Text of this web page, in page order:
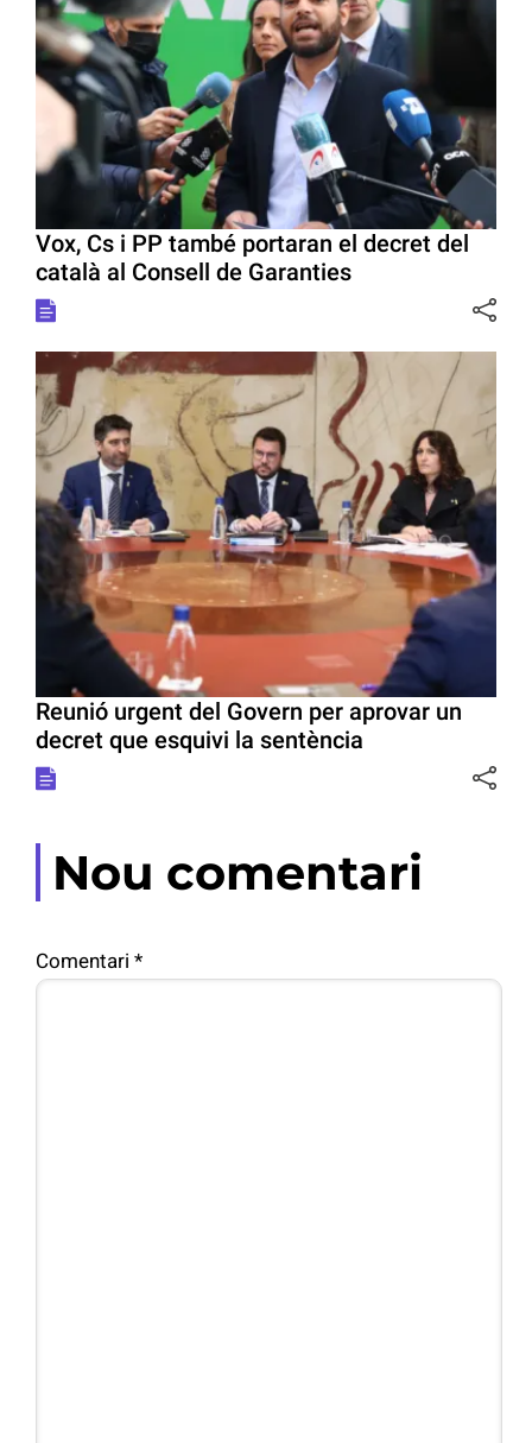
Vox, Cs i PP també portaran el decret del
català al Consell de Garanties
Reunió urgent del Govern per aprovar un
decret que esquivi la sentència
Nou comentari
Comentari *